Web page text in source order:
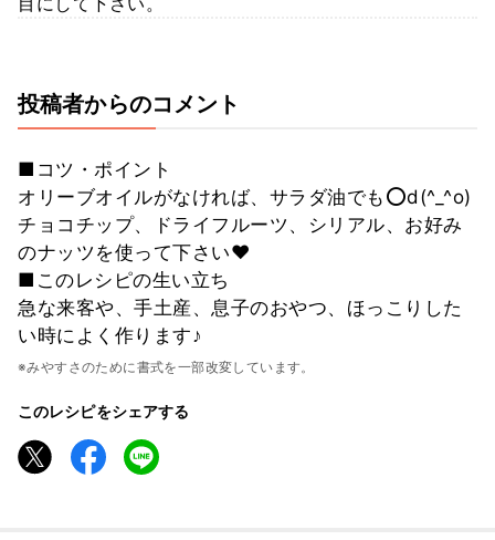
投稿者からのコメント
■コツ・ポイント
オリーブオイルがなければ、サラダ油でも⭕d(^_^o)
チョコチップ、ドライフルーツ、シリアル、お好み
のナッツを使って下さい♥
■このレシピの生い立ち
急な来客や、手土産、息子のおやつ、ほっこりした
い時によく作ります♪
※みやすさのために書式を一部改変しています。
このレシピをシェアする